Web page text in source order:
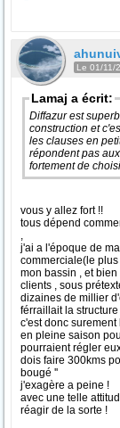
Le 01/11/
Lamaj a écrit:
Diffazur est
construction et
les clauses en
répondent pas
fortement de
vous y allez fort !!
tous dépend
,
j'ai a l'époque de
commerciale(le
mon bassin , et
clients , sous
dizaines de millier
férraillait la
c'est donc
en pleine saison
pourraient régler
dois faire 300kms
bougé ''
j'exagère a peine !
avec une telle
réagir de la sorte !